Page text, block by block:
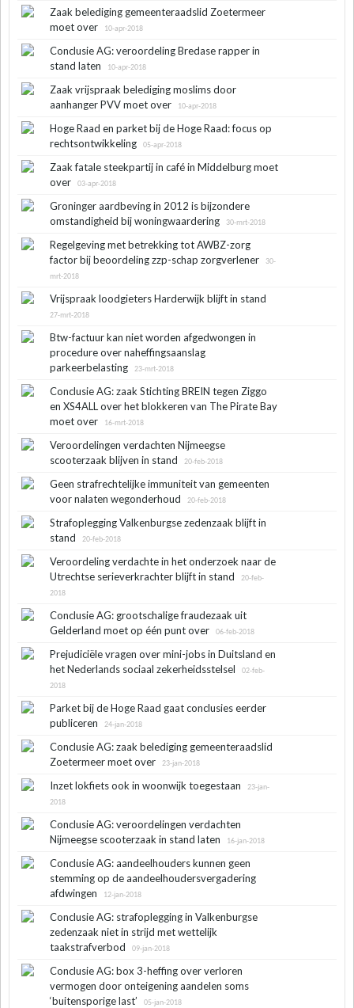
Zaak belediging gemeenteraadslid Zoetermeer
moet over
10-apr-2018
Conclusie AG: veroordeling Bredase rapper in
stand laten
10-apr-2018
Zaak vrijspraak belediging moslims door
aanhanger PVV moet over
10-apr-2018
Hoge Raad en parket bij de Hoge Raad: focus op
rechtsontwikkeling
05-apr-2018
Zaak fatale steekpartij in café in Middelburg moet
over
03-apr-2018
Groninger aardbeving in 2012 is bijzondere
omstandigheid bij woningwaardering
30-mrt-2018
Regelgeving met betrekking tot AWBZ-zorg
factor bij beoordeling zzp-schap zorgverlener
30-
mrt-2018
Vrijspraak loodgieters Harderwijk blijft in stand
27-mrt-2018
Btw-factuur kan niet worden afgedwongen in
procedure over naheffingsaanslag
parkeerbelasting
23-mrt-2018
Conclusie AG: zaak Stichting BREIN tegen Ziggo
en XS4ALL over het blokkeren van The Pirate Bay
moet over
16-mrt-2018
Veroordelingen verdachten Nijmeegse
scooterzaak blijven in stand
20-feb-2018
Geen strafrechtelijke immuniteit van gemeenten
voor nalaten wegonderhoud
20-feb-2018
Strafoplegging Valkenburgse zedenzaak blijft in
stand
20-feb-2018
Veroordeling verdachte in het onderzoek naar de
Utrechtse serieverkrachter blijft in stand
20-feb-
2018
Conclusie AG: grootschalige fraudezaak uit
Gelderland moet op één punt over
06-feb-2018
Prejudiciële vragen over mini-jobs in Duitsland en
het Nederlands sociaal zekerheidsstelsel
02-feb-
2018
Parket bij de Hoge Raad gaat conclusies eerder
publiceren
24-jan-2018
Conclusie AG: zaak belediging gemeenteraadslid
Zoetermeer moet over
23-jan-2018
Inzet lokfiets ook in woonwijk toegestaan
23-jan-
2018
Conclusie AG: veroordelingen verdachten
Nijmeegse scooterzaak in stand laten
16-jan-2018
Conclusie AG: aandeelhouders kunnen geen
stemming op de aandeelhoudersvergadering
afdwingen
12-jan-2018
Conclusie AG: strafoplegging in Valkenburgse
zedenzaak niet in strijd met wettelijk
taakstrafverbod
09-jan-2018
Conclusie AG: box 3-heffing over verloren
vermogen door onteigening aandelen soms
‘buitensporige last’
05-jan-2018